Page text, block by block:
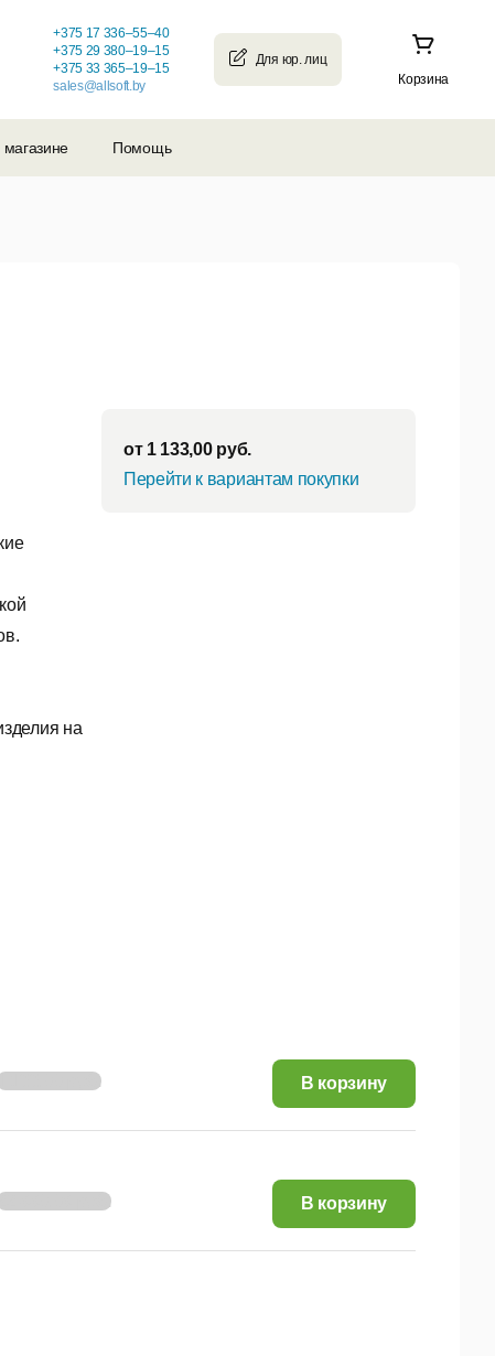
Корзина
+375 17 336–55–40
+375 29 380–19–15
+375 33 365–19–15
sales@allsoft.by
Помощь
на
от 1 133,00руб.
Перейти к вариантам покупки
133,00 руб. В корзину
660,06 руб. В корзину